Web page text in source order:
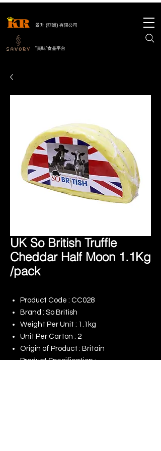
景升 (亞洲) 有限公司
"賞味"食品平台
UK So British Truffle
Cheddar Half Moon 1.1Kg
/pack
Product Code : CC028
Brand : So British
Weight Per Unit : 1.1kg
Unit Per Carton : 2
Origin of Product : Britain
Product Specification : -